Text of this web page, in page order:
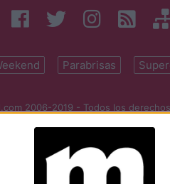
Parabrisas
2006-2019 - Todos los
| Propietario: